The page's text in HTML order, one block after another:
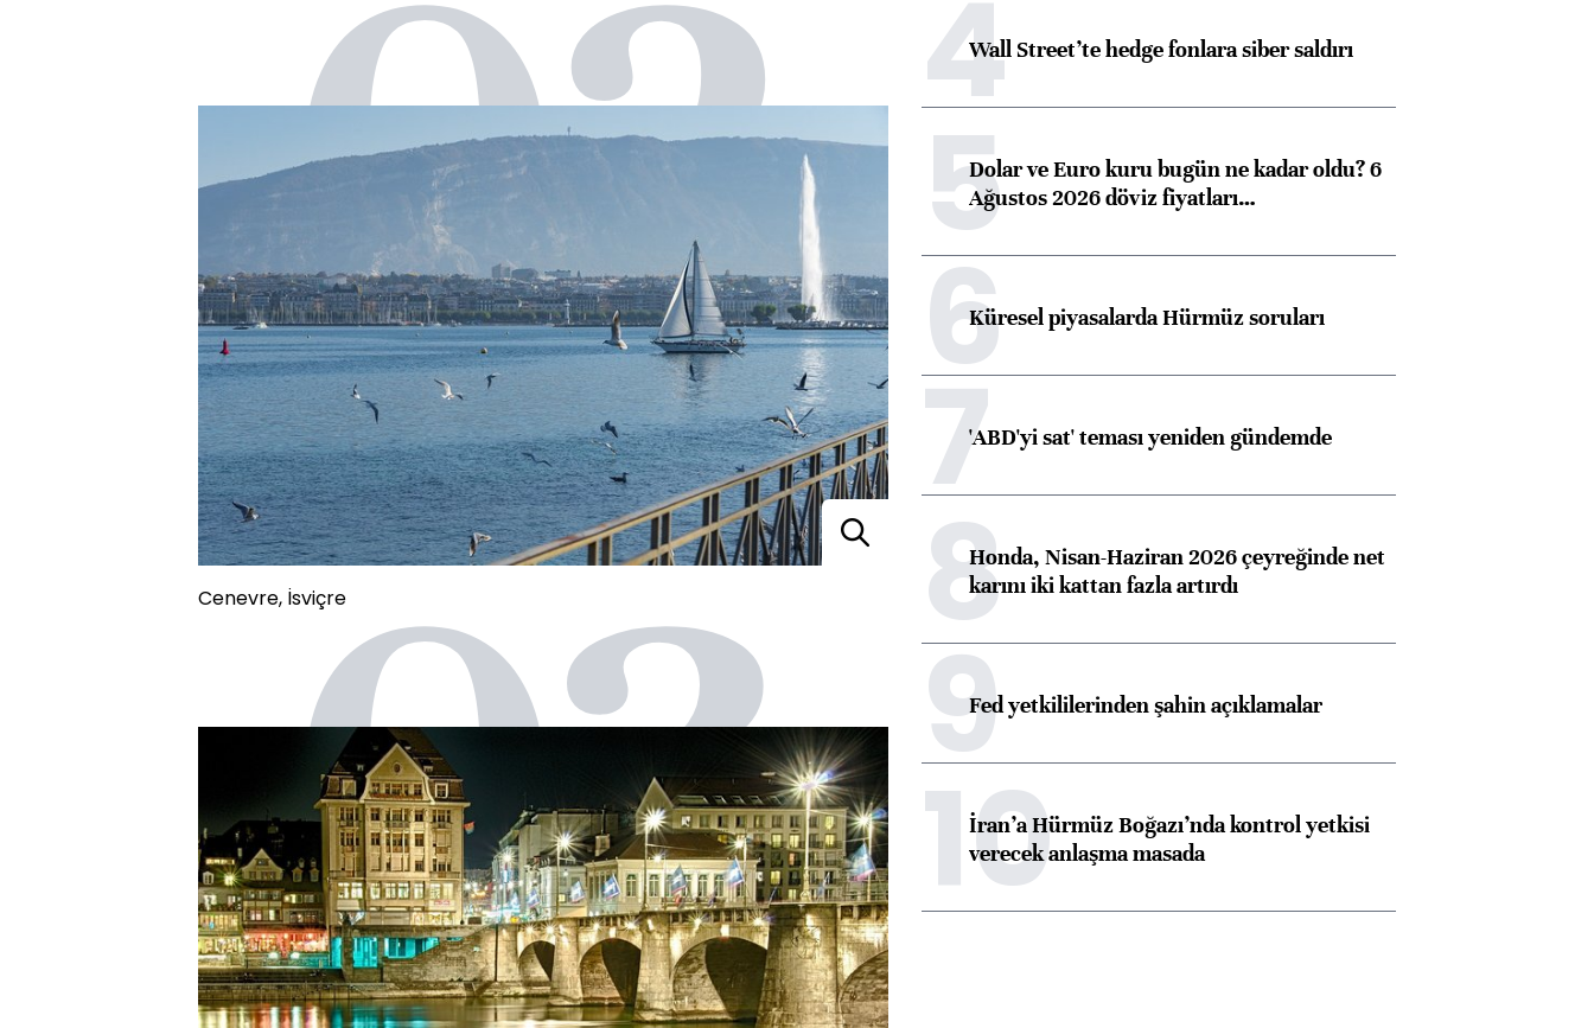
02
Cenevre, İsviçre03
4Wall Street’te hedge fonlara siber saldırı
5Dolar ve Euro kuru bugün ne kadar oldu? 6
Ağustos 2026 döviz fiyatları…
6Küresel piyasalarda Hürmüz soruları
7'ABD'yi sat' teması yeniden gündemde
8Honda, Nisan-Haziran 2026 çeyreğinde net
karını iki kattan fazla artırdı
9Fed yetkililerinden şahin açıklamalar
10
İran’a Hürmüz Boğazı’nda kontrol yetkisi
verecek anlaşma masada